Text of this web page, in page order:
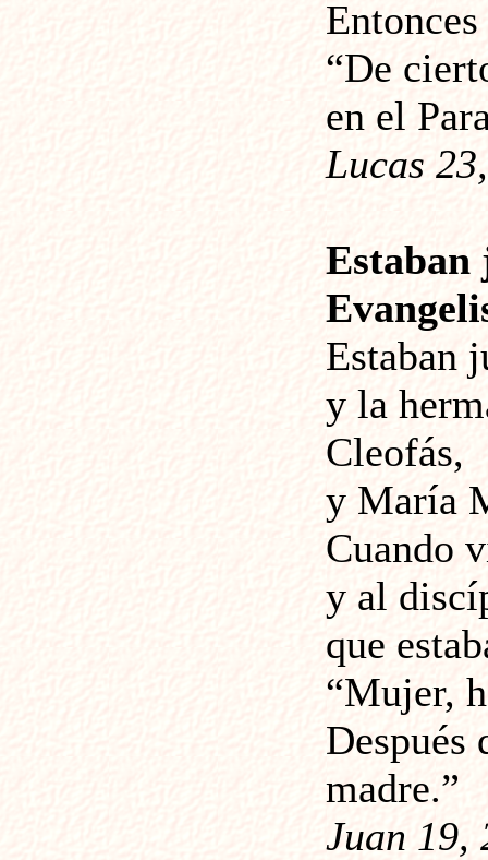
“De
en el
Lucas
Estaban
Estaban
y la
Cleofás,
y María
Cuando
y al
que
“Mujer,
madre.”
Juan 19,